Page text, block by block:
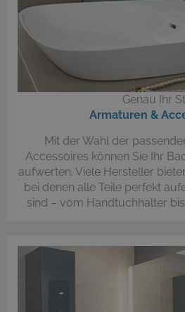
Genau Ihr
Armaturen &
Mit der Wahl der
Accessoires können Sie Ihr
aufwerten. Viele Hersteller
bei denen alle Teile perfekt
sind – vom Handtuchhalter